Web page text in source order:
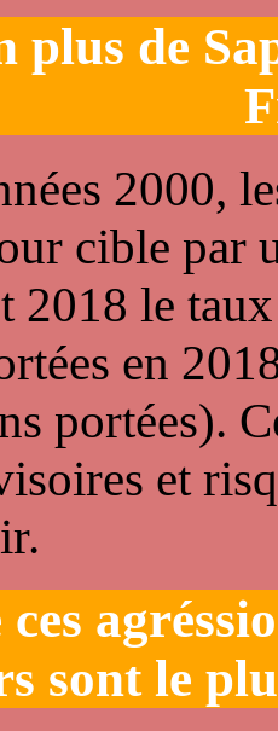
plus de
2000,
cible par
2018 le
en
portées).
et
sont le